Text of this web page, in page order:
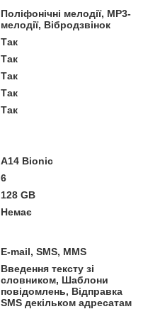
Поліфонічні мелодії, MP3-
мелодії, Вібродзвінок
Так
Так
Так
Так
Так
A14 Bionic
6
128 GB
Немає
E-mail, SMS, MMS
Введення тексту зі
словником, Шаблони
повідомлень, Відправка
SMS декільком адресатам